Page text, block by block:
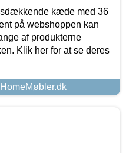
kæde med 36
på webshoppen kan
af produkterne
Klik her for at se deres